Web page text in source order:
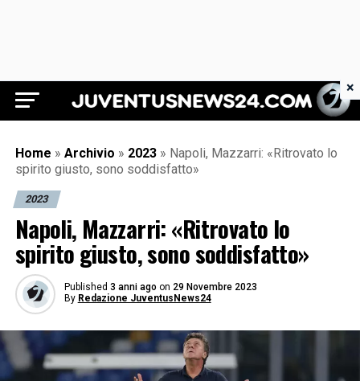
Juventus News 24
Home » Archivio » 2023 » Napoli, Mazzarri: «Ritrovato lo
spirito giusto, sono soddisfatto»
2023
Napoli, Mazzarri: «Ritrovato lo
spirito giusto, sono soddisfatto»
Published 3 anni ago on 29 Novembre 2023
By Redazione JuventusNews24
×